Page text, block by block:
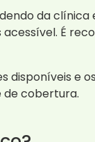
da clínica
É
disponíveis e
de cobertura.